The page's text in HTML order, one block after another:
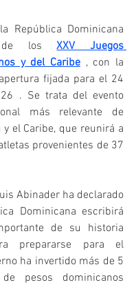
República Dominicana
de los XXV Juegos
y del Caribe , con la
fijada para el 24
. Se trata del evento
más relevante de
el Caribe, que reunirá a
provenientes de 37
Abinader ha declarado
Dominicana escribirá
de su historia
prepararse para el
ha invertido más de 5
pesos dominicanos